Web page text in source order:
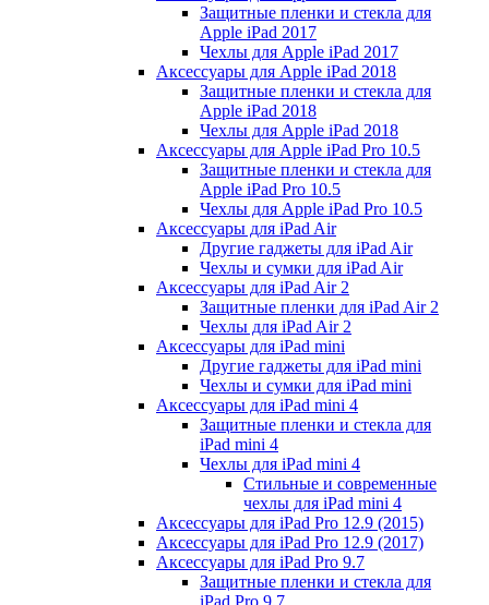
Защитные пленки и стекла для
Apple iPad 2017
Чехлы для Apple iPad 2017
Аксессуары для Apple iPad 2018
Защитные пленки и стекла для
Apple iPad 2018
Чехлы для Apple iPad 2018
Аксессуары для Apple iPad Pro 10.5
Защитные пленки и стекла для
Apple iPad Pro 10.5
Чехлы для Apple iPad Pro 10.5
Аксессуары для iPad Air
Другие гаджеты для iPad Air
Чехлы и сумки для iPad Air
Аксессуары для iPad Air 2
Защитные пленки для iPad Air 2
Чехлы для iPad Air 2
Аксессуары для iPad mini
Другие гаджеты для iPad mini
Чехлы и сумки для iPad mini
Аксессуары для iPad mini 4
Защитные пленки и стекла для
iPad mini 4
Чехлы для iPad mini 4
Стильные и современные
чехлы для iPad mini 4
Аксессуары для iPad Pro 12.9 (2015)
Аксессуары для iPad Pro 12.9 (2017)
Аксессуары для iPad Pro 9.7
Защитные пленки и стекла для
iPad Pro 9.7